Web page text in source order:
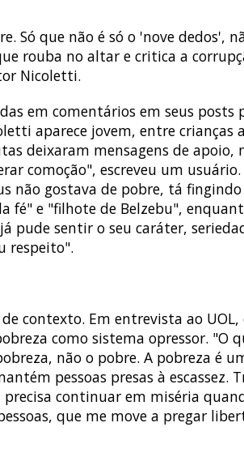
Só que não é só o 'nove dedos',
rouba no altar e critica a
Nicoletti.
em comentários em seus posts
aparece jovem, entre crianças
deixaram mensagens de apoio,
comoção", escreveu um
não gostava de pobre, tá
fé" e "filhote de Belzebu",
pude sentir o seu caráter,
respeito".
contexto. Em entrevista ao UOL,
como sistema opressor. "O
não o pobre. A pobreza é
pessoas presas à escassez.
continuar em miséria
que me move a pregar